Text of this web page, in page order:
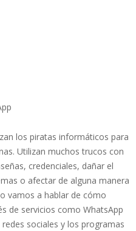
los piratas informáticos para
Utilizan muchos trucos con
credenciales, dañar el
o afectar de alguna manera
vamos a hablar de cómo
de servicios como WhatsApp
sociales y los programas